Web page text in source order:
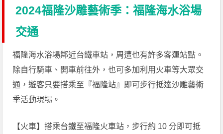
2024福隆沙雕藝術季：福隆海水浴場
交通
福隆海水浴場鄰近台鐵車站，周遭也有許多客運站點。
除自行騎車、開車前往外，也可多加利用火車等大眾交
通，遊客只要搭乘至『福隆站』即可步行抵達沙雕藝術
季活動現場。
【火車】搭乘台鐵至福隆火車站，步行約 10 分即可抵